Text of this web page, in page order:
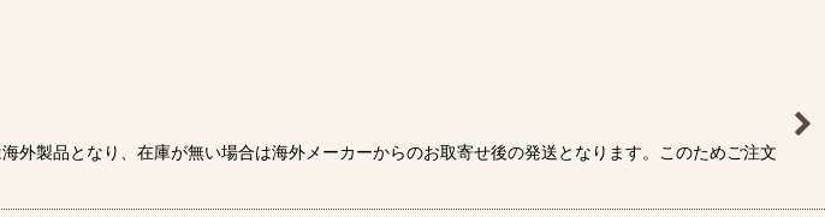
込む
製品となり、在庫が無い場合は海外メーカーからのお取寄せ後の発送となります。このためご注文